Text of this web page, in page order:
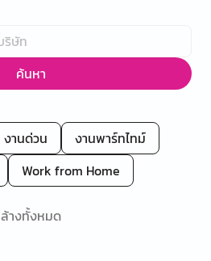
ค้นหา
งานด่วน
งานพาร์ทไทม์
Work from Home
ล้างทั้งหมด